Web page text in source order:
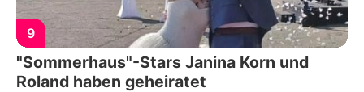
9
"Sommerhaus"-Stars Janina Korn und
Roland haben geheiratet